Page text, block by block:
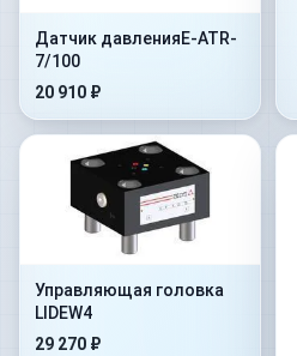
Датчик давленияE-ATR-
7/100
20 910 ₽
Управляющая головка
LIDEW4
29 270 ₽